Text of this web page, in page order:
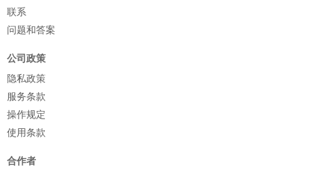
联系
问题和答案
公司政策
隐私政策
服务条款
操作规定
使用条款
合作者